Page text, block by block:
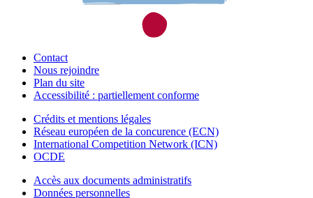
Contact
Nous rejoindre
Plan du site
Accessibilité : partiellement conforme
Crédits et mentions légales
Réseau européen de la concurence (ECN)
International Competition Network (ICN)
OCDE
Accès aux documents administratifs
Données personnelles